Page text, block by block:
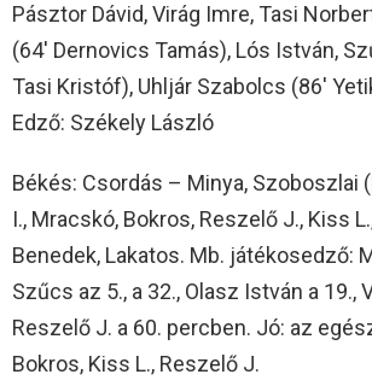
Pásztor Dávid, Virág Imre, Tasi
(64′ Dernovics Tamás), Lós István,
Tasi Kristóf), Uhljár Szabolcs (86′
Edző: Székely László
Békés: Csordás – Minya, Szoboszlai
I., Mracskó, Bokros, Reszelő J., Kiss
Benedek, Lakatos. Mb. játékosedző:
Szűcs az 5., a 32., Olasz István a 19.,
Reszelő J. a 60. percben. Jó: az
Bokros, Kiss L., Reszelő J.